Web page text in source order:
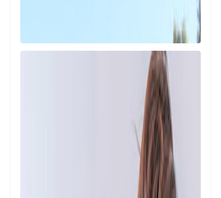
أخبار ‏البص
*احياء ذكرى ش♡هيد القدس اللواء